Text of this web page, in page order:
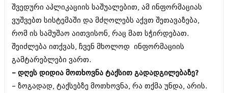
აპრილი 2013 (304)
მარტი 2013 (352)
თებერვალი 2013 (204)
იანვარი 2013 (334)
დეკემბერი 2012 (98)
ნოემბერი 2012 (295)
სექტემბერი 2012 (264)
აგვისტო 2012 (268)
შვედური აპლიკაციის საშუალებით, ამ ინფორმაციას
ვუშვებთ სისტემაში და მძღოლებს აქვთ შეთავაზება,
რომ ის სამუშაო აითვისონ, რაც მათ სჭირდებათ.
შეიძლება ითქვას, ჩვენ მხოლოდ ინფორმაციის
გამტარებლები ვართ.
– დღეს დიდია მოთხოვნა ტაქსით გადადგილებაზე?
– ზოგადად, ტაქსებზე მოთხოვნა, რა თქმა უნდა, არის.